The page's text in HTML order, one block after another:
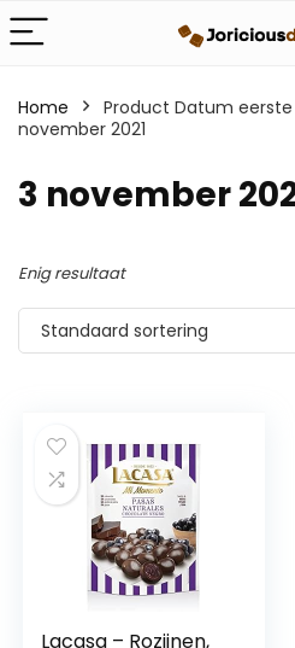
Home Product Datum
november 2021
3 november
Enig resultaat
Standaard sortering
Lacasa – Rozijnen,